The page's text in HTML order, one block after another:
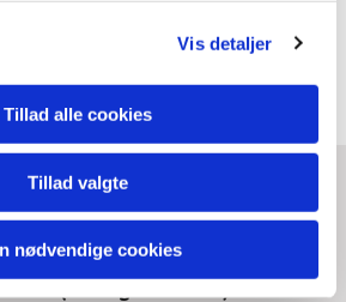
Vis detaljer
Tillad alle cookies
Tillad valgte
nødvendige cookies
og info om kirken og